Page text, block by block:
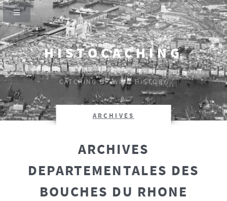
HISTOCACHING
SI CEUX-CI SE TAISENT, LES PIERRES CRIERONT.
CATCHING UP WITH HISTORY
ARCHIVES
ARCHIVES
DEPARTEMENTALES DES
BOUCHES DU RHONE